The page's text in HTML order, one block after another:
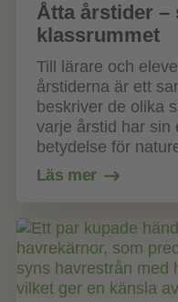
Åtta årstider
klassrummet
Till lärare och
årstiderna är ett
beskriver de olika
varje årstid har sin
betydelse för
Läs mer